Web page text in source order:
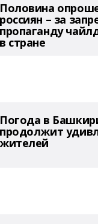
Половина
россиян – за
пропаганду
в стране
Погода в
продолжит
жителей